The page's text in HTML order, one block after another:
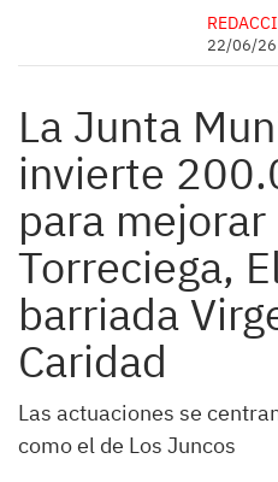
22/06/
La Junta
invierte
para mejorar
Torreciega,
barriada
Caridad
Las actuaciones se
como el de Los Juncos